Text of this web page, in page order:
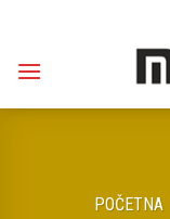
content
POČETNA